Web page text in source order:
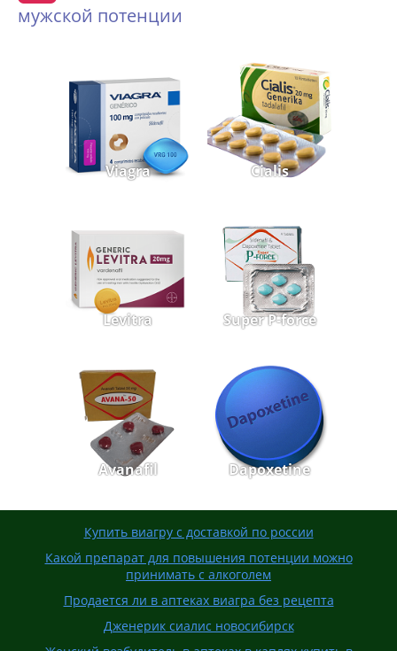
мужской потенции
Viagra Cialis
Levitra Super P-force
Avanafil Dapoxetine
Купить виагру с доставкой по россии
Какой препарат для повышения потенции можно
принимать с алкоголем
Продается ли в аптеках виагра без рецепта
Дженерик сиалис новосибирск